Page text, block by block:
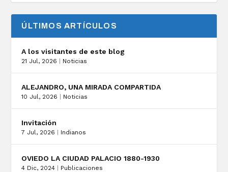
ÚLTIMOS ARTÍCULOS
A los visitantes de este blog
21 Jul, 2026 Noticias
ALEJANDRO, UNA MIRADA COMPARTIDA
10 Jul, 2026 Noticias
Invitación
7 Jul, 2026 Indianos
OVIEDO LA CIUDAD PALACIO 1880-1930
4 Dic, 2024 Publicaciones